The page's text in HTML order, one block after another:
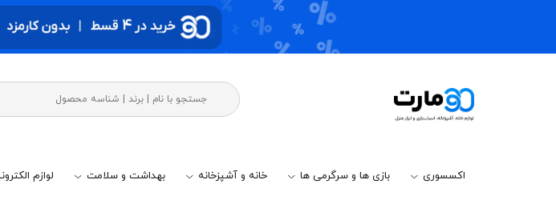
اکسسوری بازی ها و سرگرمی ها خانه و آشپزخانه بهداشت و سلامت لوازم